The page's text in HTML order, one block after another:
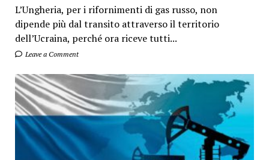
L’Ungheria, per i rifornimenti di gas russo, non
dipende più dal transito attraverso il territorio
dell’Ucraina, perché ora riceve tutti...
Leave a Comment